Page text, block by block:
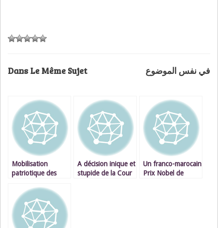
Dans Le Même Sujet في نفس الموضوع
Mobilisation
patriotique des
Scandinavie à
Stockholm
A décision inique et
stupide de la Cour
Un franco-marocain
Prix Nobel de